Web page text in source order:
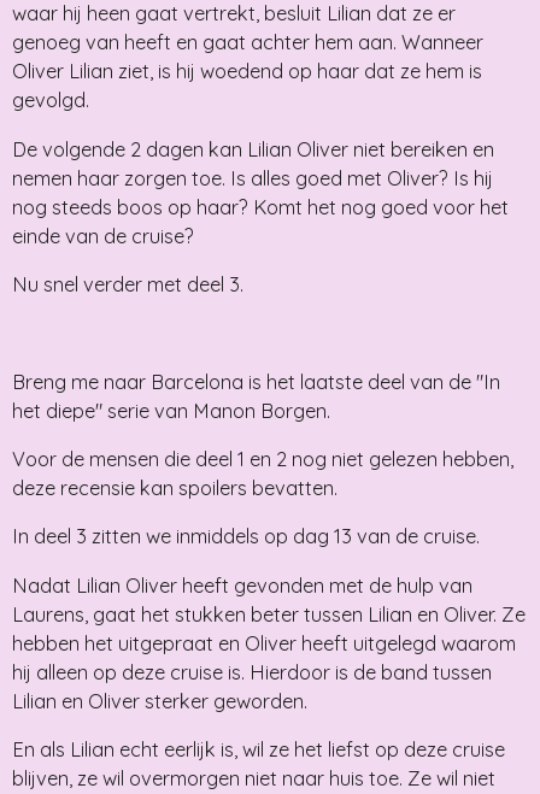
waar hij heen gaat vertrekt, besluit Lilian dat ze er
genoeg van heeft en gaat achter hem aan. Wanneer
Oliver Lilian ziet, is hij woedend op haar dat ze hem is
gevolgd.
De volgende 2 dagen kan Lilian Oliver niet bereiken en
nemen haar zorgen toe. Is alles goed met Oliver? Is hij
nog steeds boos op haar? Komt het nog goed voor het
einde van de cruise?
Nu snel verder met deel 3.
Breng me naar Barcelona is het laatste deel van de "In
het diepe" serie van Manon Borgen.
Voor de mensen die deel 1 en 2 nog niet gelezen hebben,
deze recensie kan spoilers bevatten.
In deel 3 zitten we inmiddels op dag 13 van de cruise.
Nadat Lilian Oliver heeft gevonden met de hulp van
Laurens, gaat het stukken beter tussen Lilian en Oliver. Ze
hebben het uitgepraat en Oliver heeft uitgelegd waarom
hij alleen op deze cruise is. Hierdoor is de band tussen
Lilian en Oliver sterker geworden.
En als Lilian echt eerlijk is, wil ze het liefst op deze cruise
blijven, ze wil overmorgen niet naar huis toe. Ze wil niet